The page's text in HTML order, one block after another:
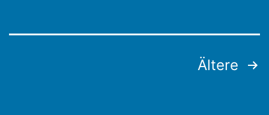
Seitennummerierung
Ältere